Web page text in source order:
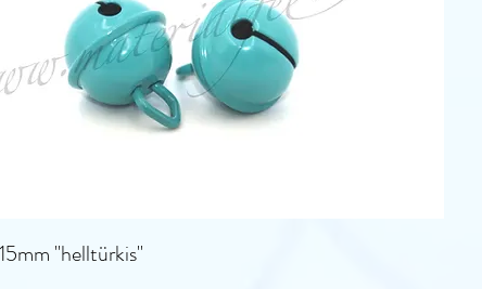
"helltürkis"